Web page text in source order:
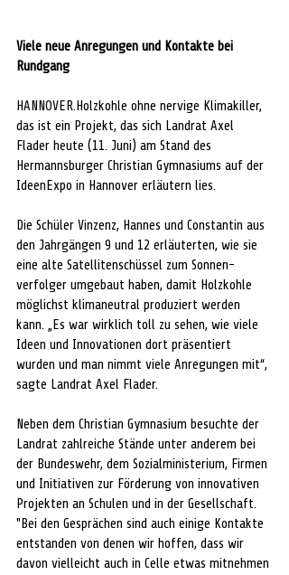
Viele neue Anregungen und Kontakte bei
Rundgang
HANNOVER.Holzkohle ohne nervige Klimakiller,
das ist ein Projekt, das sich Landrat Axel
Flader heute (11. Juni) am Stand des
Hermannsburger Christian Gymnasiums auf der
IdeenExpo in Hannover erläutern lies.
Die Schüler Vinzenz, Hannes und Constantin aus
den Jahrgängen 9 und 12 erläuterten, wie sie
eine alte Satellitenschüssel zum Sonnen-
verfolger umgebaut haben, damit Holzkohle
möglichst klimaneutral produziert werden
kann. „Es war wirklich toll zu sehen, wie viele
Ideen und Innovationen dort präsentiert
wurden und man nimmt viele Anregungen mit“,
sagte Landrat Axel Flader.
Neben dem Christian Gymnasium besuchte der
Landrat zahlreiche Stände unter anderem bei
der Bundeswehr, dem Sozialministerium, Firmen
und Initiativen zur Förderung von innovativen
Projekten an Schulen und in der Gesellschaft.
"Bei den Gesprächen sind auch einige Kontakte
entstanden von denen wir hoffen, dass wir
davon vielleicht auch in Celle etwas mitnehmen